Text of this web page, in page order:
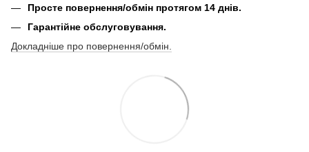
Просте повернення/обмін протягом 14 днів.
Гарантійне обслуговування.
Докладніше про повернення/обмін.